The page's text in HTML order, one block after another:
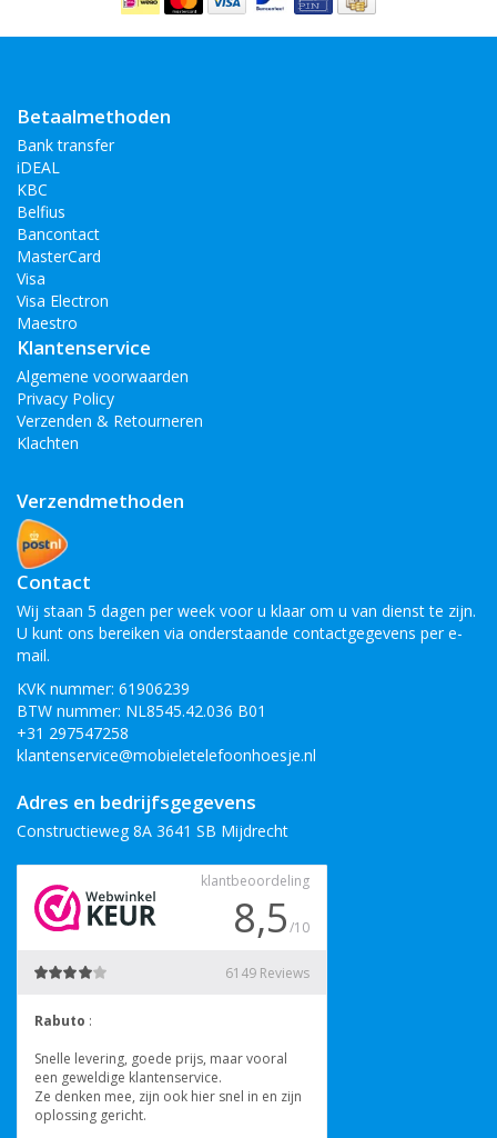
Betaalmethoden
Bank transfer
iDEAL
KBC
Belfius
Bancontact
MasterCard
Visa
Visa Electron
Maestro
Klantenservice
Algemene voorwaarden
Privacy Policy
Verzenden & Retourneren
Klachten
Verzendmethoden
Contact
Wij staan 5 dagen per week voor u klaar om u van dienst te zijn.
U kunt ons bereiken via onderstaande contactgegevens per e-
mail.
KVK nummer: 61906239
BTW nummer: NL8545.42.036 B01
+31 297547258
klantenservice@mobieletelefoonhoesje.nl
Adres en bedrijfsgegevens
Constructieweg 8A 3641 SB Mijdrecht